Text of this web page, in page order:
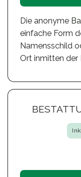
Die anonyme
einfache Form
Namensschild
Ort inmitten der